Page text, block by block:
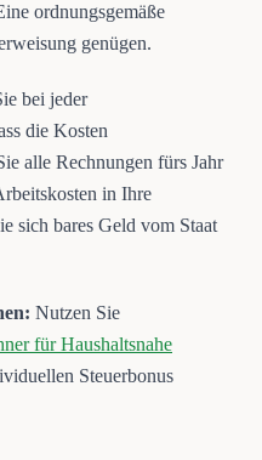
ordnungsgemäße
genügen.
bei jeder
die Kosten
alle Rechnungen fürs Jahr
in Ihre
sich bares Geld vom Staat
Nutzen Sie
für Haushaltsnahe
Steuerbonus